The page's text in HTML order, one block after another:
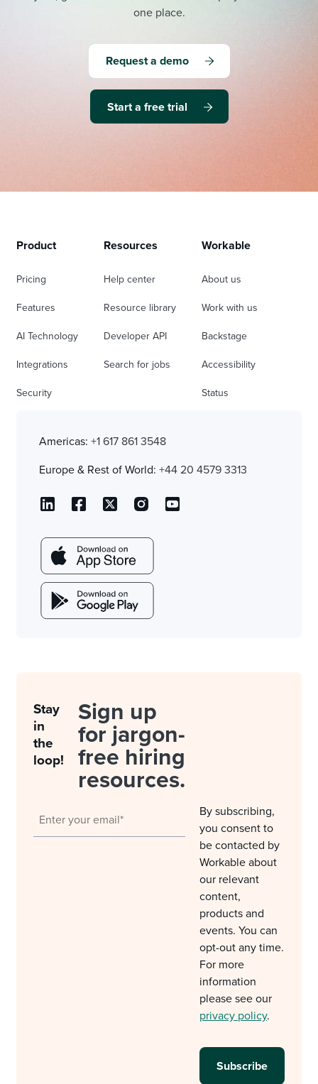
one place.
Request a demo
Start a free trial
Product
Pricing
Features
AI Technology
Integrations
Security
Resources
Help center
Resource library
Developer API
Search for jobs
Workable
About us
Work with us
Backstage
Accessibility
Status
Americas: +1 617 861 3548
Europe & Rest of World: +44 20 4579 3313
Stay
in
the
loop!
Sign up
for jargon-
free hiring
resources.
By subscribing,
you consent to
be contacted by
Workable about
our relevant
content,
products and
events. You can
opt-out any time.
For more
information
please see our
privacy policy.